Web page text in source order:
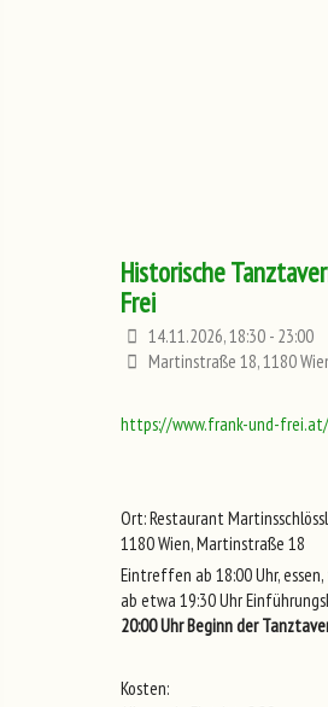
Historische
Frei
14.11.2026, 18:30 - 23:00
Martinstraße 18, 1180
https://www.frank-und-frei.at/
Ort: Restaurant Martinsschlössl
1180 Wien, Martinstraße 18
Eintreffen ab 18:00 Uhr,
ab etwa 19:30 Uhr
20:00 Uhr Beginn der
Kosten: